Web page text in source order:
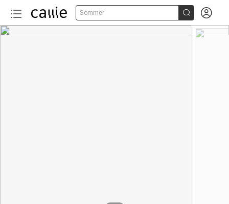
Sommer  